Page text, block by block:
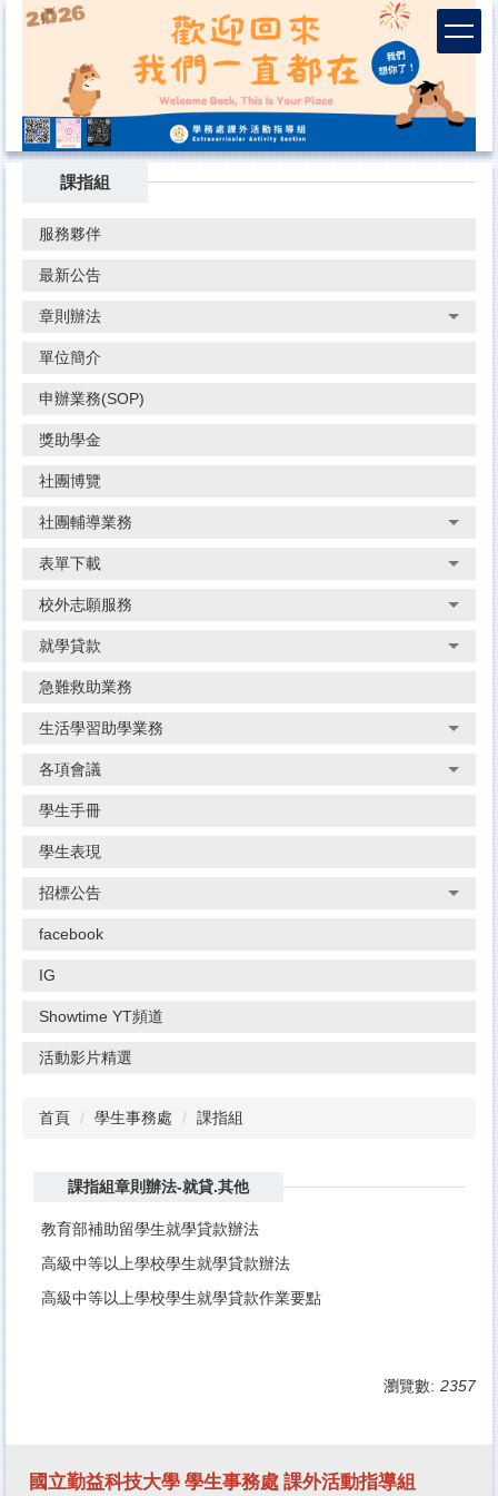
區
課指組
服務夥伴
最新公告
章則辦法
單位簡介
申辦業務(SOP)
獎助學金
社團博覽
社團輔導業務
表單下載
校外志願服務
就學貸款
急難救助業務
生活學習助學業務
各項會議
學生手冊
學生表現
招標公告
facebook
IG
Showtime YT頻道
活動影片精選
首頁 學生事務處 課指組
課指組章則辦法-就貸.其他
教育部補助留學生就學貸款辦法
高級中等以上學校學生就學貸款辦法
高級中等以上學校學生就學貸款作業要點
瀏覽數: 2357
國立勤益科技大學 學生事務處 課外活動指導組